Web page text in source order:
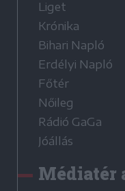
Liget
Krónika
Bihari Napló
Erdélyi Napló
Főtér
Nőileg
Rádió GaGa
Jóállás
Médiatér